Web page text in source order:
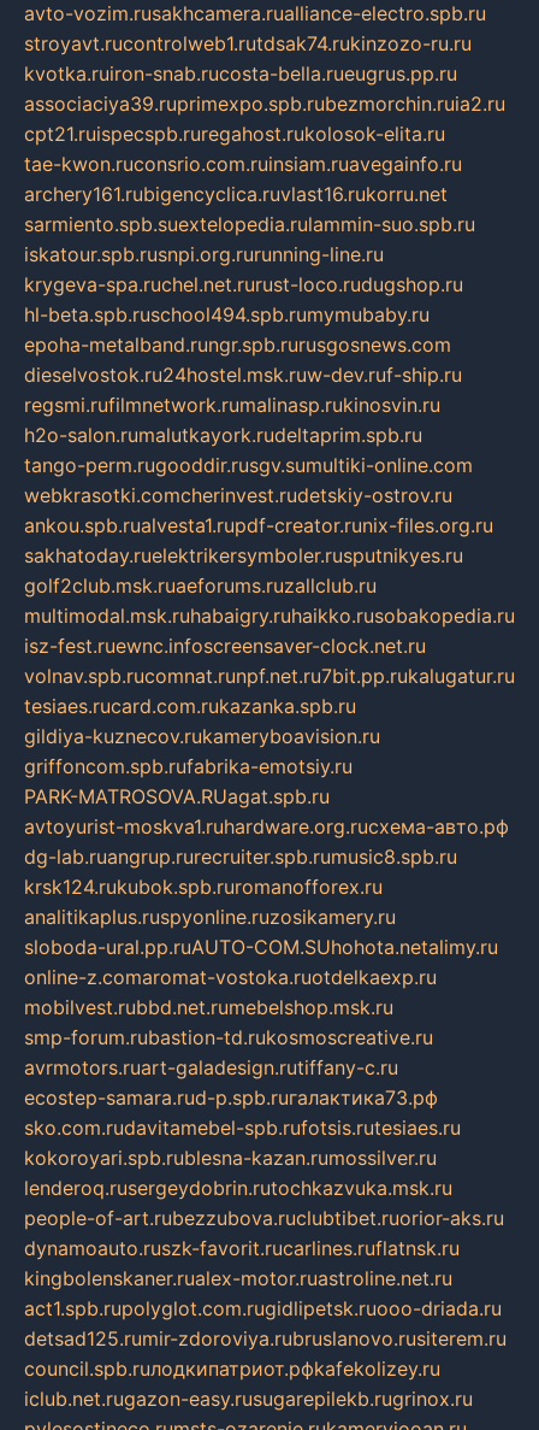
avto-vozim.rusakhcamera.rualliance-electro.spb.ru
stroyavt.rucontrolweb1.rutdsak74.rukinzozo-ru.ru
kvotka.ruiron-snab.rucosta-bella.rueugrus.pp.ru
associaciya39.ruprimexpo.spb.rubezmorchin.ruia2.ru
cpt21.ruispecspb.ruregahost.rukolosok-elita.ru
tae-kwon.ruconsrio.com.ruinsiam.ruavegainfo.ru
archery161.rubigencyclica.ruvlast16.rukorru.net
sarmiento.spb.suextelopedia.rulammin-suo.spb.ru
iskatour.spb.rusnpi.org.rurunning-line.ru
krygeva-spa.ruchel.net.rurust-loco.rudugshop.ru
hl-beta.spb.ruschool494.spb.rumymubaby.ru
epoha-metalband.rungr.spb.rurusgosnews.com
dieselvostok.ru24hostel.msk.ruw-dev.ruf-ship.ru
regsmi.rufilmnetwork.rumalinasp.rukinosvin.ru
h2o-salon.rumalutkayork.rudeltaprim.spb.ru
tango-perm.rugooddir.rusgv.sumultiki-online.com
webkrasotki.comcherinvest.rudetskiy-ostrov.ru
ankou.spb.rualvesta1.rupdf-creator.runix-files.org.ru
sakhatoday.ruelektrikersymboler.rusputnikyes.ru
golf2club.msk.ruaeforums.ruzallclub.ru
multimodal.msk.ruhabaigry.ruhaikko.rusobakopedia.ru
isz-fest.ruewnc.infoscreensaver-clock.net.ru
volnav.spb.rucomnat.runpf.net.ru7bit.pp.rukalugatur.ru
tesiaes.rucard.com.rukazanka.spb.ru
gildiya-kuznecov.rukameryboavision.ru
griffoncom.spb.rufabrika-emotsiy.ru
PARK-MATROSOVA.RUagat.spb.ru
avtoyurist-moskva1.ruhardware.org.ruсхема-авто.рф
dg-lab.ruangrup.rurecruiter.spb.rumusic8.spb.ru
krsk124.rukubok.spb.ruromanofforex.ru
analitikaplus.ruspyonline.ruzosikamery.ru
sloboda-ural.pp.ruAUTO-COM.SUhohota.netalimy.ru
online-z.comaromat-vostoka.ruotdelkaexp.ru
mobilvest.rubbd.net.rumebelshop.msk.ru
smp-forum.rubastion-td.rukosmoscreative.ru
avrmotors.ruart-galadesign.rutiffany-c.ru
ecostep-samara.rud-p.spb.ruгалактика73.рф
sko.com.rudavitamebel-spb.rufotsis.rutesiaes.ru
kokoroyari.spb.rublesna-kazan.rumossilver.ru
lenderoq.rusergeydobrin.rutochkazvuka.msk.ru
people-of-art.rubezzubova.ruclubtibet.ruorior-aks.ru
dynamoauto.ruszk-favorit.rucarlines.ruflatnsk.ru
kingbolenskaner.rualex-motor.ruastroline.net.ru
act1.spb.rupolyglot.com.rugidlipetsk.ruooo-driada.ru
detsad125.rumir-zdoroviya.rubruslanovo.rusiterem.ru
council.spb.ruлодкипатриот.рфkafekolizey.ru
iclub.net.rugazon-easy.rusugarepilekb.rugrinox.ru